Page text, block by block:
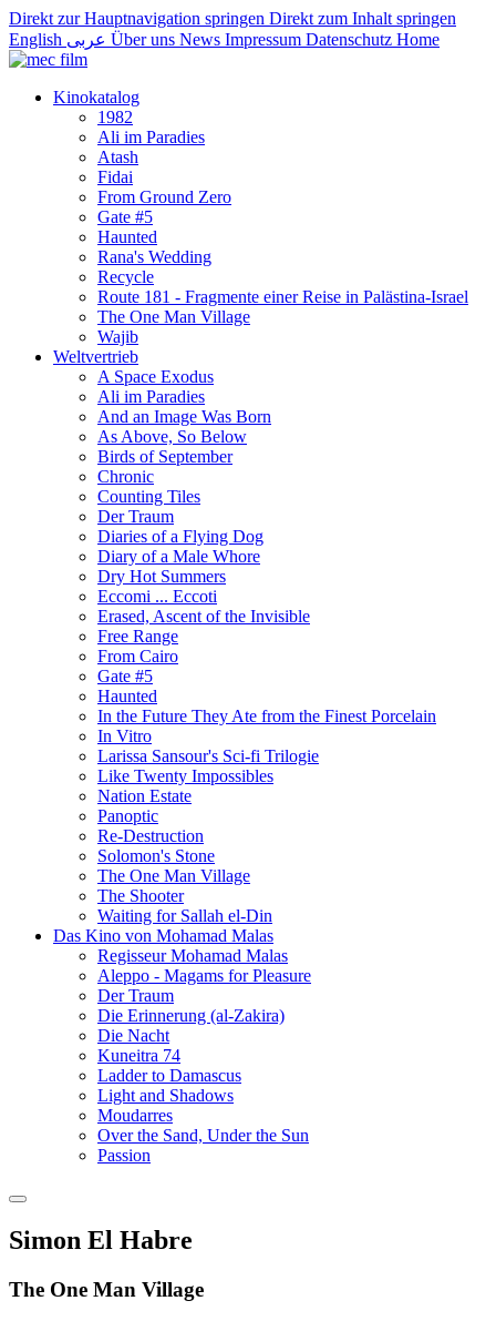
Direkt zur Hauptnavigation springen Direkt zum Inhalt springen
English
Über uns News Impressum Datenschutz Home
Kinokatalog
1982
Ali im Paradies
Atash
Fidai
From Ground Zero
Gate #5
Haunted
Rana's Wedding
Recycle
Route 181 - Fragmente einer Reise in Palästina-Israel
The One Man Village
Wajib
Weltvertrieb
A Space Exodus
Ali im Paradies
And an Image Was Born
As Above, So Below
Birds of September
Chronic
Counting Tiles
Der Traum
Diaries of a Flying Dog
Diary of a Male Whore
Dry Hot Summers
Eccomi ... Eccoti
Erased, Ascent of the Invisible
Free Range
From Cairo
Gate #5
Haunted
In the Future They Ate from the Finest Porcelain
In Vitro
Larissa Sansour's Sci-fi Trilogie
Like Twenty Impossibles
Nation Estate
Panoptic
Re-Destruction
Solomon's Stone
The One Man Village
The Shooter
Waiting for Sallah el-Din
Das Kino von Mohamad Malas
Regisseur Mohamad Malas
Aleppo - Magams for Pleasure
Der Traum
Die Erinnerung (al-Zakira)
Die Nacht
Kuneitra 74
Ladder to Damascus
Light and Shadows
Moudarres
Over the Sand, Under the Sun
Passion
Simon El Habre
The One Man Village